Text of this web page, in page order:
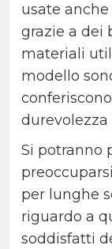
usate anche
grazie a dei
materiali
modello
Si potranno
per lunghe
riguardo a
soddisfatti